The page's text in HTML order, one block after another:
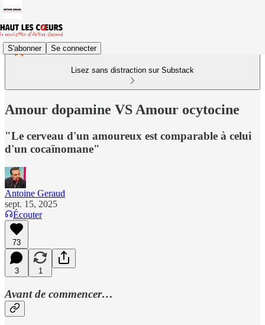
S'abonner Se connecter
Lisez sans distraction sur Substack
Amour dopamine VS Amour ocytocine
"Le cerveau d'un amoureux est comparable à celui
d'un cocaïnomane"
Antoine Geraud
sept. 15, 2025
Écouter
73
3 1
Avant de commencer…